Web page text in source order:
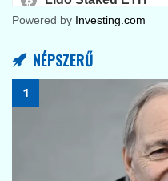
Powered by Investing.com
NÉPSZERŰ